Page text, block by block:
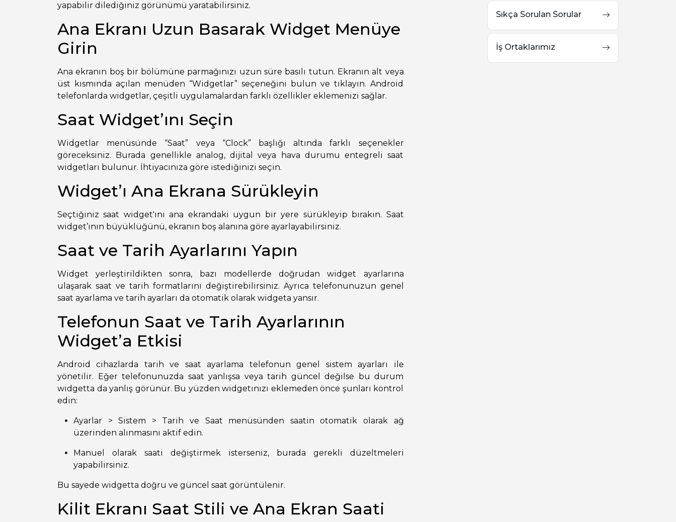
yapabilir dilediğiniz görünümü yaratabilirsiniz.
Ana Ekranı Uzun Basarak Widget Menüye
Girin
Ana ekranın boş bir bölümüne parmağınızı uzun süre basılı tutun. Ekranın alt veya
üst kısmında açılan menüden “Widgetlar” seçeneğini bulun ve tıklayın. Android
telefonlarda widgetlar, çeşitli uygulamalardan farklı özellikler eklemenizi sağlar.
Saat Widget’ını Seçin
Widgetlar menüsünde “Saat” veya “Clock” başlığı altında farklı seçenekler
göreceksiniz. Burada genellikle analog, dijital veya hava durumu entegreli saat
widgetları bulunur. İhtiyacınıza göre istediğinizi seçin.
Widget’ı Ana Ekrana Sürükleyin
Seçtiğiniz saat widget'ını ana ekrandaki uygun bir yere sürükleyip bırakın. Saat
widget’ının büyüklüğünü, ekranın boş alanına göre ayarlayabilirsiniz.
Saat ve Tarih Ayarlarını Yapın
Widget yerleştirildikten sonra, bazı modellerde doğrudan widget ayarlarına
ulaşarak saat ve tarih formatlarını değiştirebilirsiniz. Ayrıca telefonunuzun genel
saat ayarlama ve tarih ayarları da otomatik olarak widgeta yansır.
Telefonun Saat ve Tarih Ayarlarının
Widget’a Etkisi
Android cihazlarda tarih ve saat ayarlama telefonun genel sistem ayarları ile
yönetilir. Eğer telefonunuzda saat yanlışsa veya tarih güncel değilse bu durum
widgetta da yanlış görünür. Bu yüzden widgetınızı eklemeden önce şunları kontrol
edin:
Ayarlar > Sistem > Tarih ve Saat menüsünden saatin otomatik olarak ağ
üzerinden alınmasını aktif edin.
Manuel olarak saati değiştirmek isterseniz, burada gerekli düzeltmeleri
yapabilirsiniz.
Bu sayede widgetta doğru ve güncel saat görüntülenir.
Kilit Ekranı Saat Stili ve Ana Ekran Saati
Sıkça Sorulan Sorular
İş Ortaklarımız